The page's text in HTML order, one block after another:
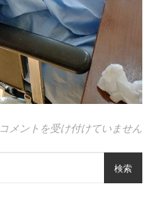
寒くなり乾燥すると、、、 は
コメントを受け付けていません
検索